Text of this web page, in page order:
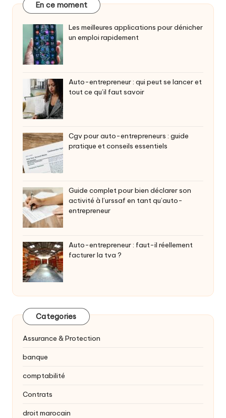
En ce moment
Les meilleures applications pour dénicher
un emploi rapidement
Auto-entrepreneur : qui peut se lancer et
tout ce qu’il faut savoir
Cgv pour auto-entrepreneurs : guide
pratique et conseils essentiels
Guide complet pour bien déclarer son
activité à l’urssaf en tant qu’auto-
entrepreneur
Auto-entrepreneur : faut-il réellement
facturer la tva ?
Categories
Assurance & Protection
banque
comptabilité
Contrats
droit marocain